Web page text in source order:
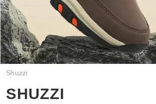
Shuzzi
SHUZZI